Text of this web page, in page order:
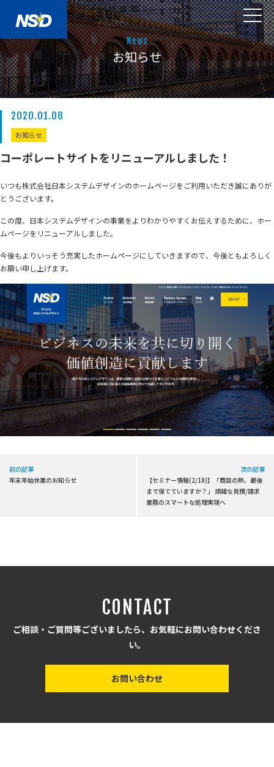
News
お知らせ
2020.01.08
お知らせ
コーポレートサイトをリニューアルしました！
いつも株式会社日本システムデザインのホームページをご利用いただき誠にありが
とうございます。
この度、日本システムデザインの事業をよりわかりやすくお伝えするために、ホー
ムページをリニューアルしました。
今後もよりいっそう充実したホームページにしていきますので、今後ともよろしく
お願い申し上げます。
前の記事
年末年始休業のお知らせ
次の記事
【セミナー情報(2/18)】「商談の熱、最後
まで保てていますか？」 煩雑な見積/請求
業務のスマートな処理実現へ
CONTACT
ご相談・ご質問等ございましたら、お気軽にお問い合わせくださ
い。
お問い合わせ